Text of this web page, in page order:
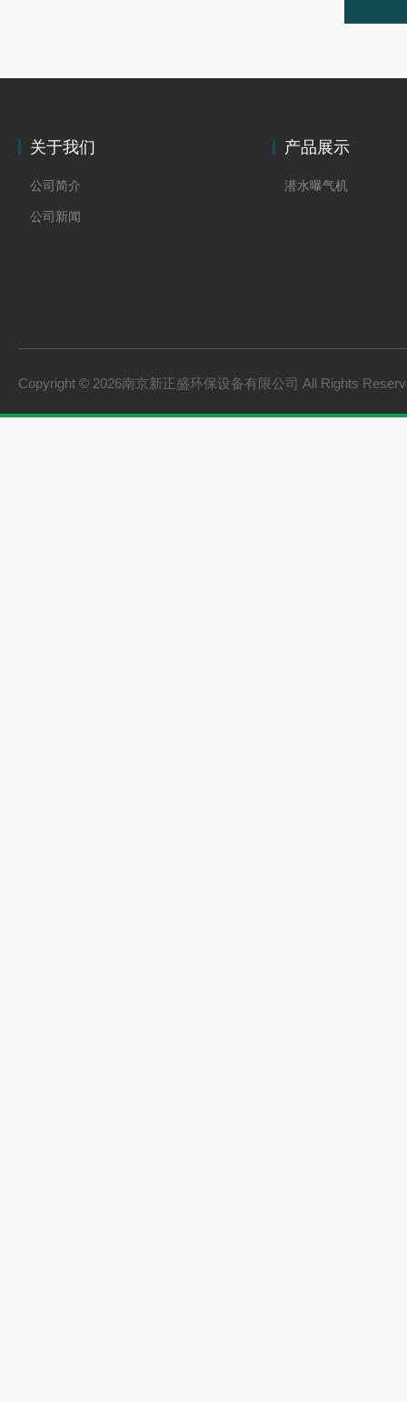
关于我们
公司简介
公司新闻
产品展示
潜水曝气机
Copyright © 2026南京新正盛环保设备有限公司 All Rights